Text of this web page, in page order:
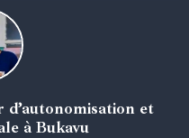
et
à Bukavu